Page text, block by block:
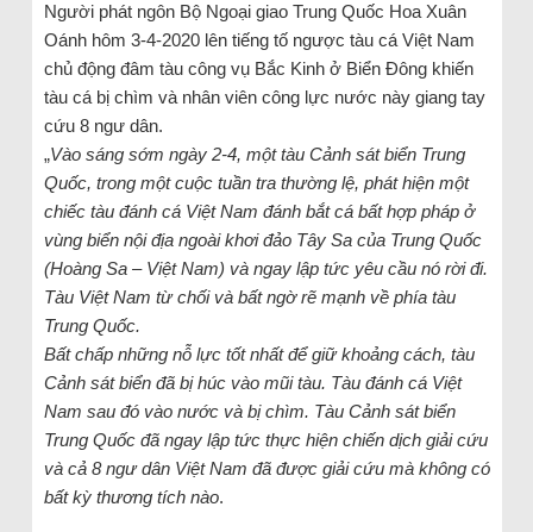
Người phát ngôn Bộ Ngoại giao Trung Quốc Hoa Xuân
Oánh hôm 3-4-2020 lên tiếng tố ngược tàu cá Việt Nam
chủ động đâm tàu công vụ Bắc Kinh ở Biển Đông khiến
tàu cá bị chìm và nhân viên công lực nước này giang tay
cứu 8 ngư dân.
„Vào sáng sớm ngày 2-4, một tàu Cảnh sát biển Trung
Quốc, trong một cuộc tuần tra thường lệ, phát hiện một
chiếc tàu đánh cá Việt Nam đánh bắt cá bất hợp pháp ở
vùng biển nội địa ngoài khơi đảo Tây Sa của Trung Quốc
(Hoàng Sa – Việt Nam) và ngay lập tức yêu cầu nó rời đi.
Tàu Việt Nam từ chối và bất ngờ rẽ mạnh về phía tàu
Trung Quốc.
Bất chấp những nỗ lực tốt nhất để giữ khoảng cách, tàu
Cảnh sát biển đã bị húc vào mũi tàu. Tàu đánh cá Việt
Nam sau đó vào nước và bị chìm. Tàu Cảnh sát biển
Trung Quốc đã ngay lập tức thực hiện chiến dịch giải cứu
và cả 8 ngư dân Việt Nam đã được giải cứu mà không có
bất kỳ thương tích nào.